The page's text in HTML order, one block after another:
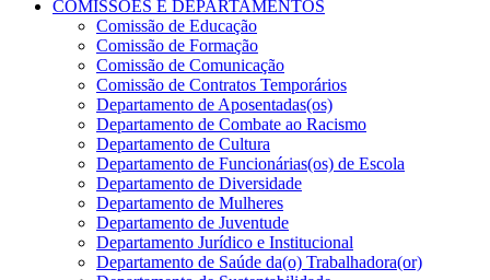
COMISSÕES E DEPARTAMENTOS
Comissão de Educação
Comissão de Formação
Comissão de Comunicação
Comissão de Contratos Temporários
Departamento de Aposentadas(os)
Departamento de Combate ao Racismo
Departamento de Cultura
Departamento de Funcionárias(os) de Escola
Departamento de Diversidade
Departamento de Mulheres
Departamento de Juventude
Departamento Jurídico e Institucional
Departamento de Saúde da(o) Trabalhadora(or)